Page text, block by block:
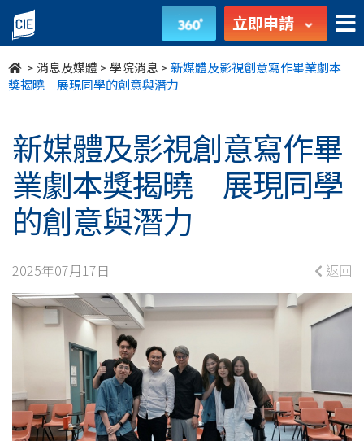
新
媒
體
影
視
創
意
寫
作
業
立即申請
>消息及媒體 >學院消息 >新媒體及影視創意寫作畢業劇本
獎揭曉 展現同學的創意與潛力
新媒體及影視創意寫作畢
業劇本獎揭曉 展現同學
的創意與潛力
2025年07月17日 返回